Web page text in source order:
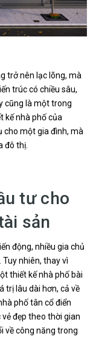
trở nên lạc lõng, mà
trúc có chiều sâu,
cũng là một trong
kế nhà phố của
cho một gia đình, mà
đô thị.
tư cho
sản
động, nhiều gia chủ
nhiên, thay vì
thiết kế nhà phố bài
trị lâu dài hơn, cả về
phố tân cổ điển
đẹp theo thời gian
về công năng trong